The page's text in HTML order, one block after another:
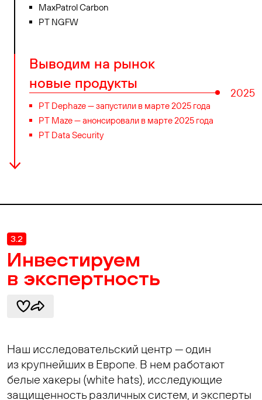
MaxPatrol Carbon
PT NGFW
Выводим на рынок
новые продукты
2025
PT Dephaze — запустили в марте 2025 года
PT Maze — анонсировали в марте 2025 года
PT Data Security
3.2
Инвестируем
в экспертность
Наш исследовательский центр — один
из крупнейших в Европе. В нем работают
белые хакеры (white hats), исследующие
защищенность различных систем, и эксперты